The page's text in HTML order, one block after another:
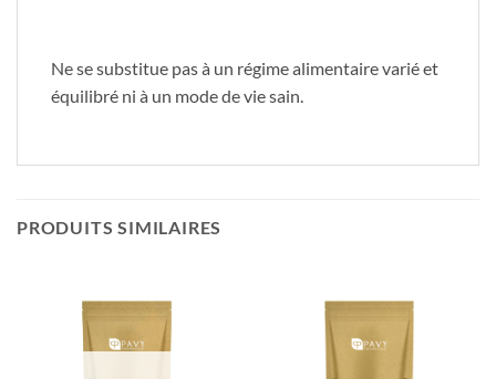
Ne se substitue pas à un régime alimentaire varié et
équilibré ni à un mode de vie sain.
PRODUITS SIMILAIRES